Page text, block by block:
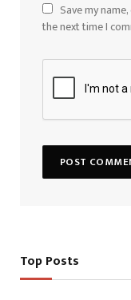
Save my
the next time I
Top Posts